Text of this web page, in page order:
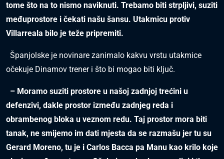
tome što na to nismo naviknuti. Trebamo biti strpljivi, suziti
međuprostore i čekati našu šansu. Utakmicu protiv
Villarreala bilo je teže pripremiti.
Španjolske je novinare zanimalo kakvu vrstu utakmice
očekuje Dinamov trener i što bi mogao biti ključ.
– Moramo suziti prostore u našoj zadnjoj trećini u
defenzivi, dakle prostor između zadnjeg reda i
obrambenog bloka u veznom redu. Taj prostor mora biti
tanak, ne smijemo im dati mjesta da se razmašu jer tu su
Gerard Moreno, tu je i Carlos Bacca pa Manu kao krilo koje